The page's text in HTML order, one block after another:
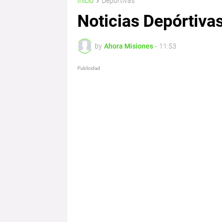
Noticias
by Ahora Misiones - 11:53
Publicidad